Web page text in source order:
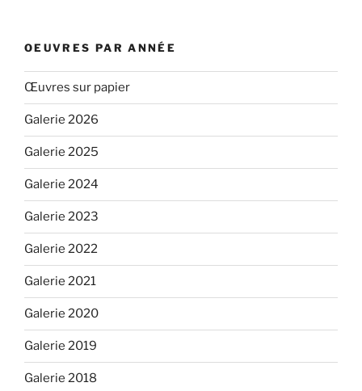
OEUVRES PAR ANNÉE
Œuvres sur papier
Galerie 2026
Galerie 2025
Galerie 2024
Galerie 2023
Galerie 2022
Galerie 2021
Galerie 2020
Galerie 2019
Galerie 2018